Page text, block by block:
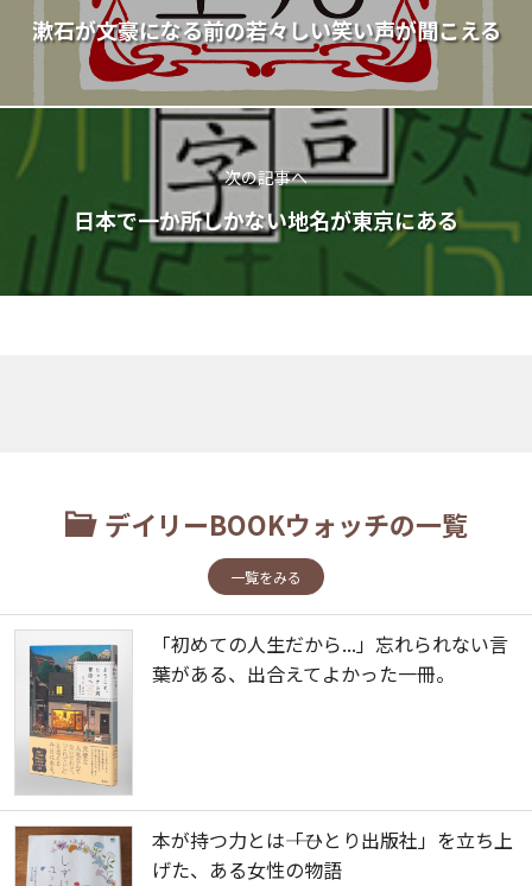
漱石が文豪になる前の若々しい笑い声が聞こえる
次の記事へ
日本で一か所しかない地名が東京にある
デイリーBOOKウォッチの一覧
一覧をみる
「初めての人生だから...」忘れられない言
葉がある、出合えてよかった一冊。
本が持つ力とは――「ひとり出版社」を立ち上
げた、ある女性の物語